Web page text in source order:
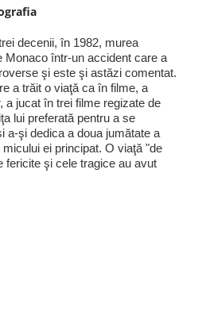
decenii, în 1982, murea
Monaco într-un accident care a
şi este şi astăzi comentat.
a trăit o viaţă ca în filme, a
a jucat în trei filme regizate de
lui preferată pentru a se
a-şi dedica a doua jumătate a
ei principat. O viaţă "de
fericite şi cele tragice au avut